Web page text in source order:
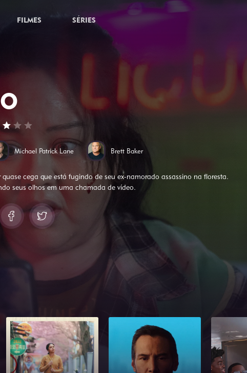
FILMES SÉRIES
Michael Patrick Lane Brett Baker
cega que está fugindo de seu ex-namorado assassino na floresta.
seus olhos em uma chamada de vídeo.